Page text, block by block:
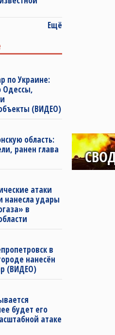
Ещё
по Украине:
Одессы,
(ВИДЕО)
область:
ранен глава
атаки
нанесла удары
в
в
нанесён
(ВИДЕО)
будет его
атаке